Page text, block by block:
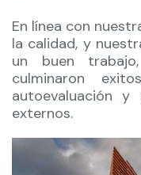
En línea con
la calidad, y
un buen
culminaron
autoevaluación
externos.